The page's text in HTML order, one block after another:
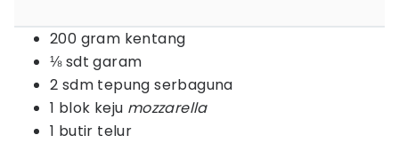
200 gram kentang
⅛ sdt garam
2 sdm tepung serbaguna
1 blok keju mozzarella
1 butir telur